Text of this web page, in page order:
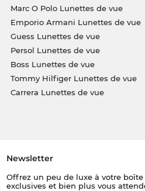
Marc O Polo Lunettes de vue
Emporio Armani Lunettes de vue
Guess Lunettes de vue
Persol Lunettes de vue
Boss Lunettes de vue
Tommy Hilfiger Lunettes de vue
Carrera Lunettes de vue
Newsletter
Offrez un peu de luxe à votre
exclusives et bien plus vous